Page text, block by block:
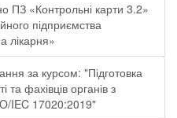
ПЗ «Контрольні карти 3.2»
підприємства
лікарня»
за курсом: "Підготовка
та фахівців органів з
IEC 17020:2019"